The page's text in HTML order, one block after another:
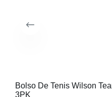
Bolso De Tenis Wilson
3PK